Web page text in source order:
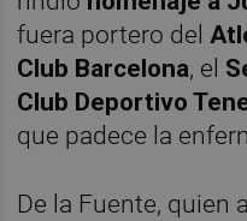
fuera portero del
Club Barcelona, el
Club Deportivo
que padece la
De la Fuente, quien